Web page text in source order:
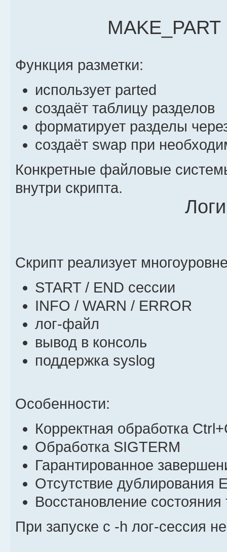
Функция разметки:
использует parted
создаёт таблицу разделов
форматирует разделы
создаёт swap при
Конкретные файловые
внутри скрипта.
Скрипт реализует
START / END сессии
INFO / WARN / ERROR
лог-файл
вывод в консоль
поддержка syslog
Особенности:
Корректная обработка
Обработка SIGTERM
Гарантированное
Отсутствие дублирования
Восстановление
При запуске с -h лог-сессия